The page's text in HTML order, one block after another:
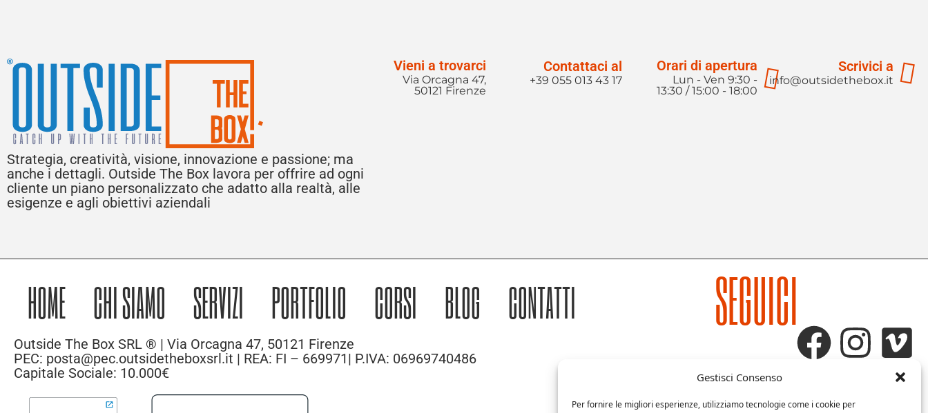
Gestisci Consenso
Per fornire le migliori esperienze, utilizziamo tecnologie come i cookie per
Strategia, creatività, visione, innovazione e passione; ma
anche i dettagli. Outside The Box lavora per offrire ad ogni
cliente un piano personalizzato che adatto alla realtà, alle
esigenze e agli obiettivi aziendali
Vieni a trovarci
Via Orcagna 47,
50121 Firenze
Contattaci al
+39 055 013 43 17
Orari di apertura
Lun - Ven 9:30 -
13:30 / 15:00 - 18:00
Scrivici a
info@outsidethebox.it
HOME CHI SIAMO SERVIZI PORTFOLIO CORSI BLOG CONTATTI
Outside The Box SRL ® | Via Orcagna 47, 50121 Firenze
PEC: posta@pec.outsidetheboxsrl.it | REA: FI – 669971| P.IVA: 06969740486
Capitale Sociale: 10.000€
SEGUICI